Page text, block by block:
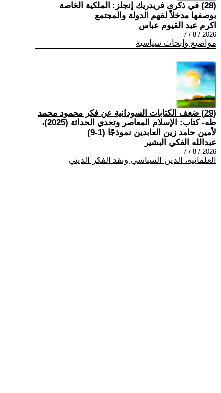
(28) في ذكرى فريدريك إنجلز: الملكية الخاصة
بوصفها مدخلاً لفهم الدولة والمجتمع
اكرم عبد القيوم عباس
2026 / 8 / 7
مواضيع وابحاث سياسية
(29) ضعف الكتابات السودانية عن فكر محمود محمد
طه- كتاب: الإسلام المعاصر وتحدي الحداثة (2025)،
لأمين حامد زين العابدين نموذجًا (1-9)
عبدالله الفكي البشير
2026 / 8 / 7
العلمانية، الدين السياسي ونقد الفكر الديني